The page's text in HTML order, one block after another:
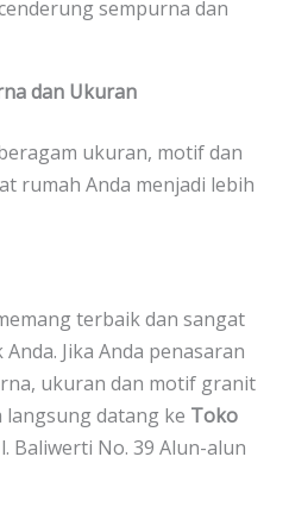
sempurna dan
dan Ukuran
ukuran, motif dan
rumah Anda menjadi lebih
terbaik dan sangat
Jika Anda penasaran
ukuran dan motif granit
langsung datang ke Toko
Baliwerti No. 39 Alun-alun